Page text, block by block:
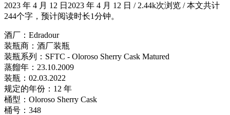
2023 年 4 月 12 日 2023 年 4 月 12 日 /2.44k次浏览 /本文共计
244个字，预计阅读时长1分钟。
酒厂：Edradour
装瓶商：酒厂装瓶
装瓶系列：SFTC - Oloroso Sherry Cask Matured
蒸餾年：23.10.2009
装瓶：02.03.2022
规定的年份：12 年
桶型：Oloroso Sherry Cask
桶号：348